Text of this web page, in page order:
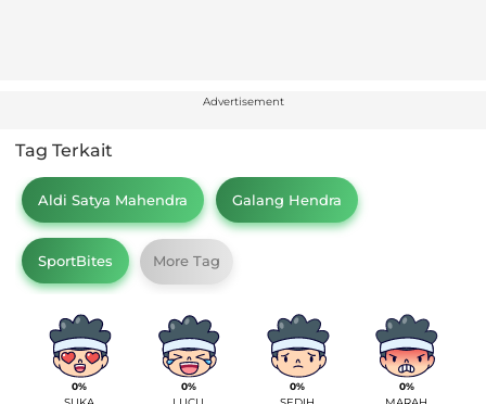
Advertisement
Tag Terkait
Aldi Satya Mahendra Galang Hendra
SportBites More Tag
0% 0% 0% 0%